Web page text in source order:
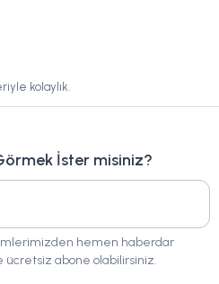
kolaylık.
İster misiniz?
hemen haberdar
ücretsiz abone olabilirsiniz.